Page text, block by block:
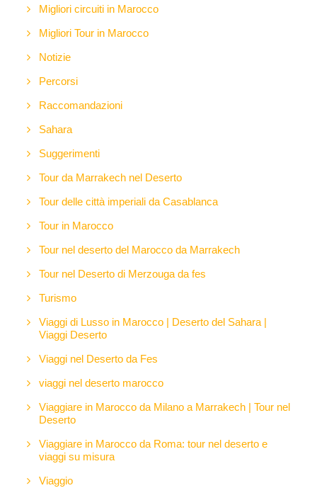
Migliori circuiti in Marocco
Migliori Tour in Marocco
Notizie
Percorsi
Raccomandazioni
Sahara
Suggerimenti
Tour da Marrakech nel Deserto
Tour delle città imperiali da Casablanca
Tour in Marocco
Tour nel deserto del Marocco da Marrakech
Tour nel Deserto di Merzouga da fes
Turismo
Viaggi di Lusso in Marocco | Deserto del Sahara |
Viaggi Deserto
Viaggi nel Deserto da Fes
viaggi nel deserto marocco
Viaggiare in Marocco da Milano a Marrakech | Tour nel
Deserto
Viaggiare in Marocco da Roma: tour nel deserto e
viaggi su misura
Viaggio